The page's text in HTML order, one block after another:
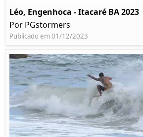
Léo, Engenhoca - Itacaré BA 2023
Por PGstormers
Publicado em 01/12/2023